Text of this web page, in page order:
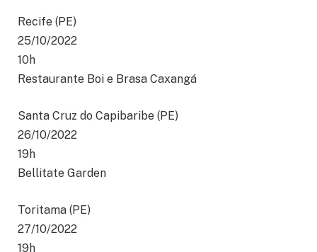
Recife (PE)
25/10/2022
10h
Restaurante Boi e Brasa Caxangá
Santa Cruz do Capibaribe (PE)
26/10/2022
19h
Bellitate Garden
Toritama (PE)
27/10/2022
19h